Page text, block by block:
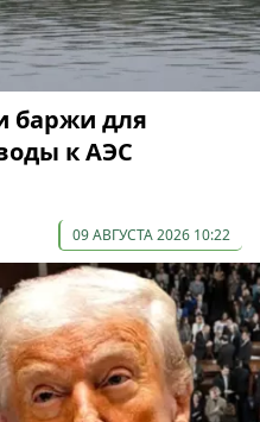
баржи для
к АЭС
09 АВГУСТА 2026 10:22